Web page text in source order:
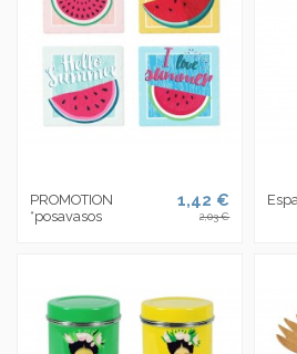
PROMOTION
*posavasos
1,42 €
2,03 €